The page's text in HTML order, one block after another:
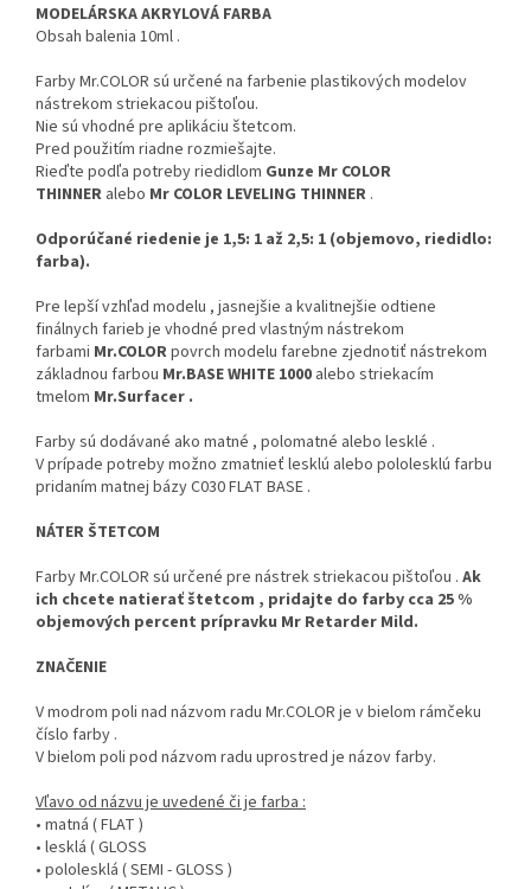
MODELÁRSKA AKRYLOVÁ FARBA
Obsah balenia 10ml .
Farby Mr.COLOR sú určené na farbenie plastikových modelov
nástrekom striekacou pištoľou.
Nie sú vhodné pre aplikáciu štetcom.
Pred použitím riadne rozmiešajte.
Rieďte podľa potreby riedidlom Gunze Mr COLOR
THINNER alebo Mr COLOR LEVELING THINNER .
Odporúčané riedenie je 1,5: 1 až 2,5: 1 (objemovo, riedidlo:
farba).
Pre lepší vzhľad modelu , jasnejšie a kvalitnejšie odtiene
finálnych farieb je vhodné pred vlastným nástrekom
farbami Mr.COLORpovrch modelu farebne zjednotiť nástrekom
základnou farbou Mr.BASE WHITE 1000 alebo striekacím
tmelom Mr.Surfacer .
Farby sú dodávané ako matné , polomatné alebo lesklé .
V prípade potreby možno zmatnieť lesklú alebo pololesklú farbu
pridaním matnej bázy C030 FLAT BASE .
NÁTER ŠTETCOM
Farby Mr.COLOR sú určené pre nástrek striekacou pištoľou . Ak
ich chcete natierať štetcom , pridajte do farby cca 25 %
objemových percent prípravku Mr Retarder Mild.
ZNAČENIE
V modrom poli nad názvom radu Mr.COLOR je v bielom rámčeku
číslo farby .
V bielom poli pod názvom radu uprostred je názov farby.
Vľavo od názvu je uvedené či je farba :
• matná ( FLAT )
• lesklá ( GLOSS
• pololesklá ( SEMI - GLOSS )